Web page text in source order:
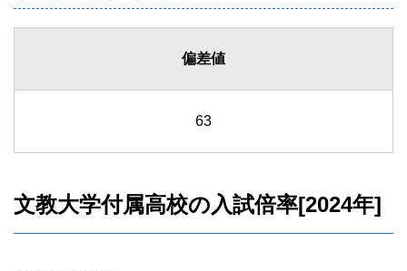
偏差値
63
文教大学付属高校の入試倍率[2024年]